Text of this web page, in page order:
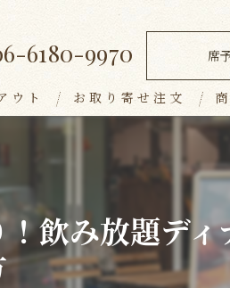
6180-9970 席
ウト お取り寄せ注文
飲み放題デ